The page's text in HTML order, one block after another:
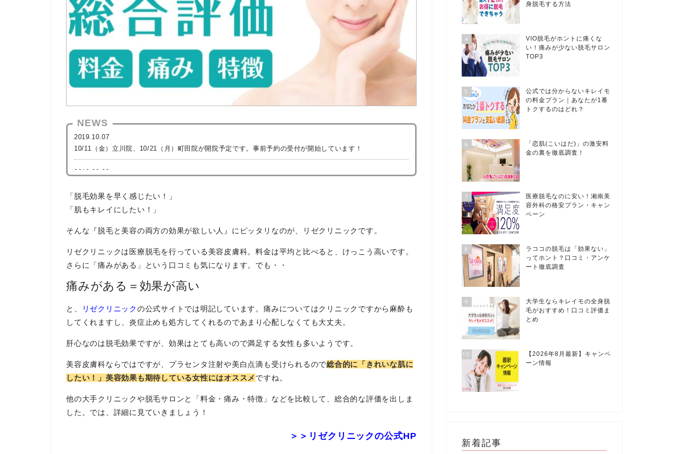
NEWS
2019.10.07
10/11（金）立川院、10/21（月）町田院が開院予定です。事前予約の受付が開始しています！
2019.09.20
2019.08.05
VIO脱毛がリゼ史上最安値の50％オフ！一部院限定で、VIO5回49,800円（税込）です！
リゼクリニックの料金・割引キャンペーン・口コミなど、最新ニュースをこちらでお知らせしていきます！
「脱毛効果を早く感じたい！」
「肌もキレイにしたい！」
そんな『脱毛と美容の両方の効果が欲しい人』にピッタリなのが、リゼクリニックです。
リゼクリニックは医療脱毛を行っている美容皮膚科。料金は平均と比べると、けっこう高いです。
さらに「痛みがある」という口コミも気になります。でも・・
痛みがある＝効果が高い
と、 リゼクリニックの公式サイトでは明記しています。痛みについてはクリニックですから麻酔も
してくれますし、炎症止めも処方してくれるのであまり心配しなくても大丈夫。
肝心なのは脱毛効果ですが、効果はとても高いので満足する女性も多いようです。
美容皮膚科ならではですが、プラセンタ注射や美白点滴も受けられるので総合的に「きれいな肌に
したい！」美容効果も期待している女性にはオススメ ですね。
他の大手クリニックや脱毛サロンと「料金・痛み・特徴」などを比較して、総合的な評価を出しま
した。では、詳細に見ていきましょう！
＞＞リゼクリニックの公式HP
身脱毛する方法
4
VIO脱毛がホントに痛くな
い！痛みが少ない脱毛サロン
TOP3
5
公式では分からないキレイモ
の料金プラン｜あなたが1番
トクするのはどれ？
6
「恋肌(こいはだ)」の激安料
金の裏を徹底調査！
7
医療脱毛なのに安い！湘南美
容外科の格安プラン・キャン
ペーン
8
ラココの脱毛は「効果ない」
ってホント？口コミ・アンケ
ート徹底調査
9
大学生ならキレイモの全身脱
毛がおすすめ！口コミ評価ま
とめ
10
【2026年8月最新】キャンペ
ーン情報
新着記事